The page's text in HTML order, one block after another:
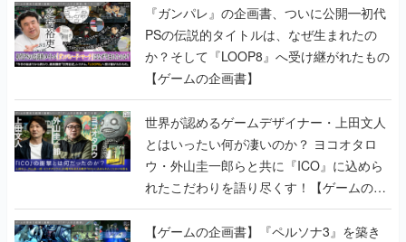
『ガンパレ』の企画書、ついに公開━初代
PSの伝説的タイトルは、なぜ生まれたの
か？そして『LOOP8』へ受け継がれたもの
【ゲームの企画書】
世界が認めるゲームデザイナー・上田文人
とはいったい何が凄いのか？ ヨコオタロ
ウ・外山圭一郎らと共に『ICO』に込めら
れたこだわりを語り尽くす！【ゲームの企
画書】
【ゲームの企画書】『ペルソナ3』を築き